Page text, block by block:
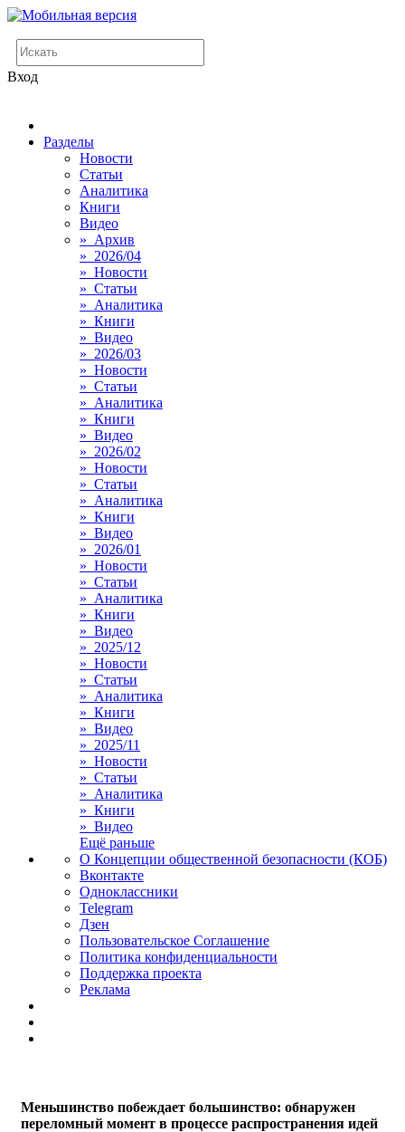
Вход
Разделы
Новости
Статьи
Аналитика
Книги
Видео
» Архив
» 2026/04
» Новости
» Статьи
» Аналитика
» Книги
» Видео
» 2026/03
» Новости
» Статьи
» Аналитика
» Книги
» Видео
» 2026/02
» Новости
» Статьи
» Аналитика
» Книги
» Видео
» 2026/01
» Новости
» Статьи
» Аналитика
» Книги
» Видео
» 2025/12
» Новости
» Статьи
» Аналитика
» Книги
» Видео
» 2025/11
» Новости
» Статьи
» Аналитика
» Книги
» Видео
Ещё раньше
О Концепции общественной безопасности (КОБ)
Вконтакте
Одноклассники
Telegram
Дзен
Пользовательское Соглашение
Политика конфиденциальности
Поддержка проекта
Реклама
Меньшинство побеждает большинство: обнаружен
переломный момент в процессе распространения идей